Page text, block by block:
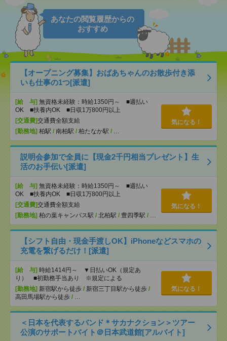
あなたの閲覧履歴からの
おすすめ
【オープニング募集】おばあちゃんのお散歩付き添
いも仕事の1つ[派遣]
[給 与] 無資格未経験：時給1350円～ ■週払い
OK ■扶養内OK ■日収1万800円以上
[交通費]交通費全額支給
[勤務地] 柏駅 / 南柏駅 / 柏たなか駅 / …
気になる！
説明会参加で全員に【現金2千円相当プレゼント】生
活のお手伝い[派遣]
[給 与] 無資格未経験：時給1350円～ ■週払い
OK ■扶養内OK ■日収1万800円以上
[交通費]交通費全額支給
[勤務地] 柏の葉キャンパス駅 / 北柏駅 / 豊四季駅 / …
気になる！
【シフト自由・現金手渡しOK】iPhoneなどスマホの
充電を繋げるだけ！[派遣]
[給 与] 時給1414円～ ▼日払いOK（規定あ
り） ■初勤務手当あり ※規定による
[勤務地] 新宿駅から徒歩 / 新宿三丁目駅から徒歩 /
高田馬場駅から徒歩 / …
気になる！
＜日本を代表するバンド＊サカナクション＞ツアー
公演のサポートバイト＠日本武道館[アルバイト]